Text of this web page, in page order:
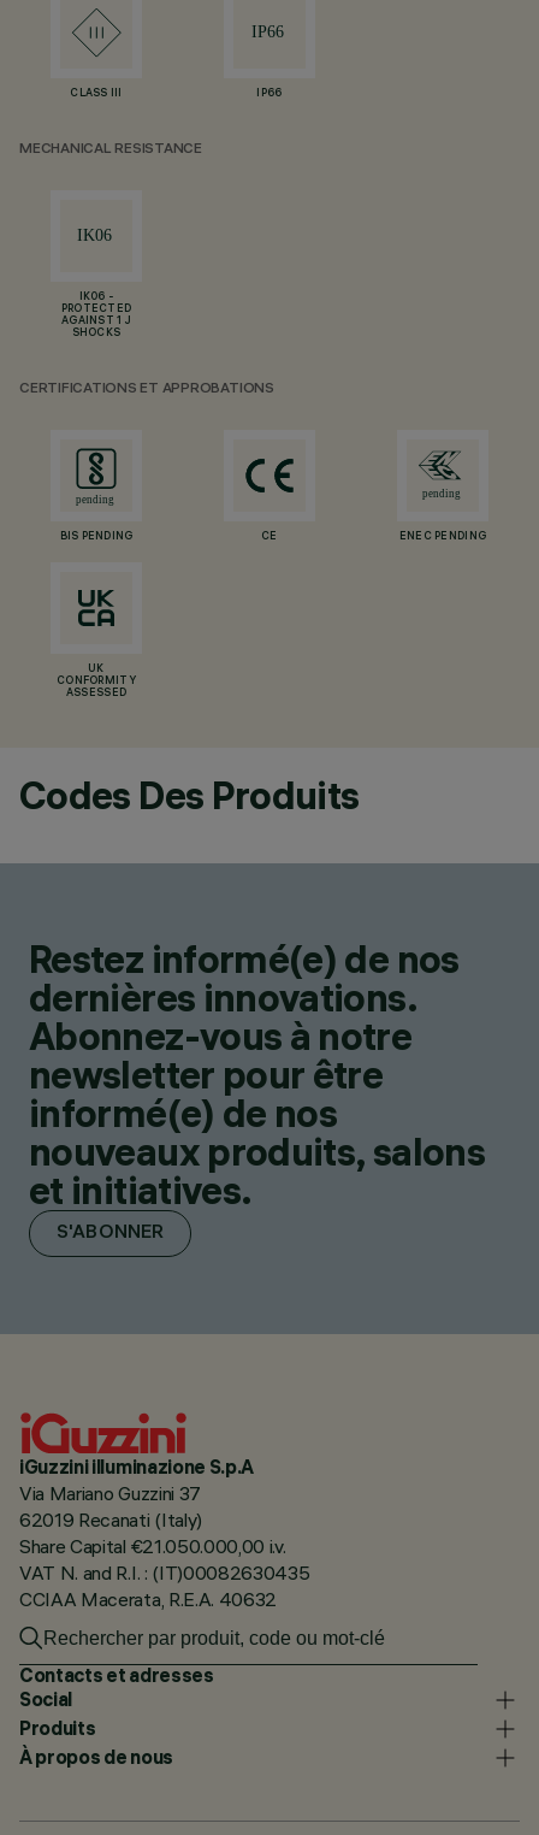
CLASS III IP66
MECHANICAL RESISTANCE
IK06 -
PROTECTED
AGAINST 1 J
SHOCKS
CERTIFICATIONS ET APPROBATIONS
BIS PENDING CE ENEC PENDING
UK
CONFORMITY
ASSESSED
Codes Des Produits
Restez informé(e) de nos
dernières innovations.
Abonnez-vous à notre
newsletter pour être
informé(e) de nos
nouveaux produits, salons
et initiatives.
S'ABONNER
iGuzzini illuminazione S.p.A
Via Mariano Guzzini 37
62019 Recanati (Italy)
Share Capital €21.050.000,00 i.v.
VAT N. and R.I. : (IT)00082630435
CCIAA Macerata, R.E.A. 40632
Contacts et adresses
Social
Produits
À propos de nous